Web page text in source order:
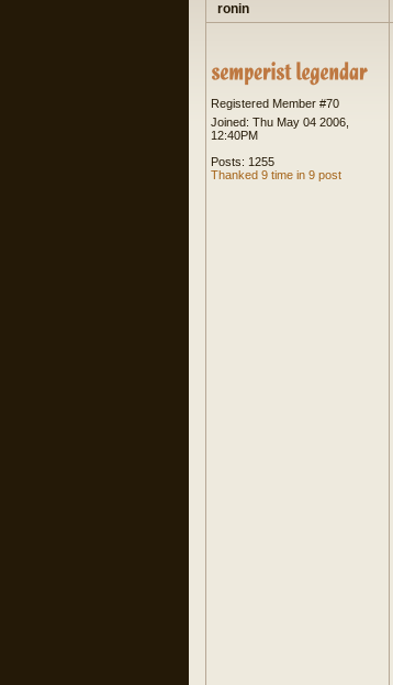
ronin
Registered Member #70
Joined: Thu May 04 2006,
12:40PM
Posts: 1255
Thanked 9 time in 9 post